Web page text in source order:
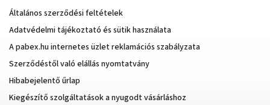
Általános szerződési feltételek
Adatvédelmi tájékoztató és sütik használata
A pabex.hu internetes üzlet reklamációs szabályzata
Szerződéstől való elállás nyomtatvány
Hibabejelentő űrlap
Kiegészítő szolgáltatások a nyugodt vásárláshoz